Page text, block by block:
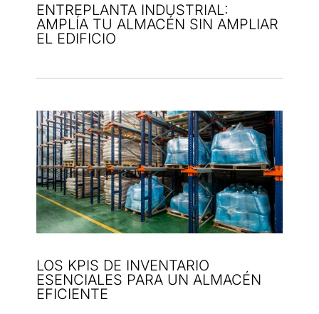
ENTREPLANTA INDUSTRIAL:
AMPLÍA TU ALMACÉN SIN AMPLIAR
EL EDIFICIO
LOS KPIS DE INVENTARIO
ESENCIALES PARA UN ALMACÉN
EFICIENTE